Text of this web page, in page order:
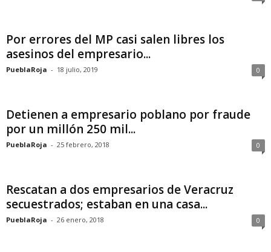
Por errores del MP casi salen libres los
asesinos del empresario...
PueblaRoja - 18 julio, 2019 0
Detienen a empresario poblano por fraude
por un millón 250 mil...
PueblaRoja - 25 febrero, 2018 0
Rescatan a dos empresarios de Veracruz
secuestrados; estaban en una casa...
PueblaRoja - 26 enero, 2018 0